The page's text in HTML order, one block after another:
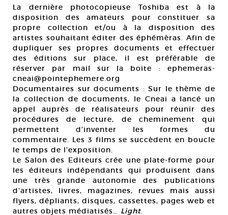
La dernière photocopieuse Toshiba est à la
disposition des amateurs pour constituer sa
propre collection et/ou à la disposition des
artistes souhaitant éditer des éphémèras. Afin de
dupliquer ses propres documents et effectuer
des éditions sur place, il est préférable de
réserver par mail sur la boite : ephemeras-
cneai@pointephemere.org
Documentaires sur documents : Sur le thème de
la collection de documents, le Cneai a lancé un
appel auprès de réalisateurs pour réunir des
procédures de lecture, de cheminement qui
permettent d’inventer les formes du
commentaire. Les 3 films se succèdent en boucle
le temps de l’exposition.
Le Salon des Editeurs crée une plate-forme pour
les éditeurs indépendants qui produisent dans
une très grande autonomie des publications
d’artistes, livres, magazines, revues mais aussi
flyers, dépliants, disques, cassettes, pages web et
autres objets médiatisés… Light.